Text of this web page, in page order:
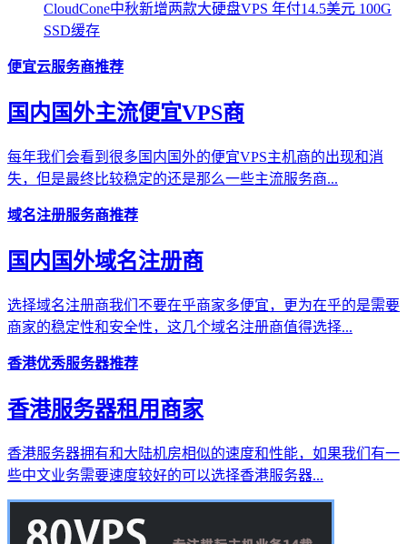
CloudCone中秋新增两款大硬盘VPS 年付14.5美元 100G
SSD缓存
便宜云服务商推荐
国内国外主流便宜VPS商
每年我们会看到很多国内国外的便宜VPS主机商的出现和消
失，但是最终比较稳定的还是那么一些主流服务商...
域名注册服务商推荐
国内国外域名注册商
选择域名注册商我们不要在乎商家多便宜，更为在乎的是需要
商家的稳定性和安全性，这几个域名注册商值得选择...
香港优秀服务器推荐
香港服务器租用商家
香港服务器拥有和大陆机房相似的速度和性能，如果我们有一
些中文业务需要速度较好的可以选择香港服务器...